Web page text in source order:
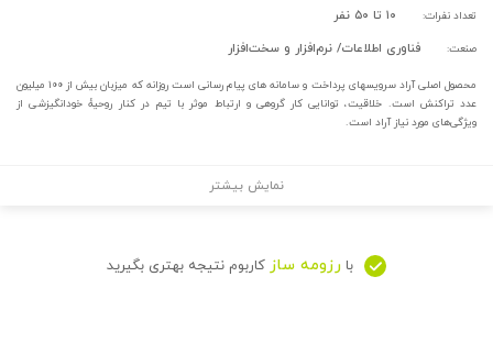
تعداد نفرات: ۱۰ تا ۵۰ نفر
صنعت: فناوری اطلاعات/ نرم‌افزار و سخت‌افزار
محصول اصلی آراد سرویسهای پرداخت و سامانه های پیام رسانی است روزانه که میزبان بیش از ۱۰۰ میلیون
عدد تراکنش است. خلاقیت، توانایی کار گروهی و ارتباط موثر با تیم در کنار روحیهٔ خودانگیزشی از
ویژگی‌های مورد نیاز آراد است.
نمایش بیشتر
با رزومه ساز کاربوم نتیجه بهتری بگیرید